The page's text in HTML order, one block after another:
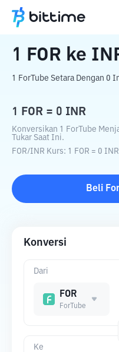
Beranda Konverter
1 FOR ke
1 ForTube Setara Dengan 0
1 FOR = 0 INR
Konversikan 1 ForTube
Tukar Saat Ini.
FOR/INR Kurs: 1 FOR = 0 INR
Beli
Konversi
Dari
FOR
ForTube
Ke